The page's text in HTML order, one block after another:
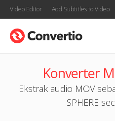
Video Editor Add Subtitles to Video
Konverter
Ekstrak audio MOV
SPHERE